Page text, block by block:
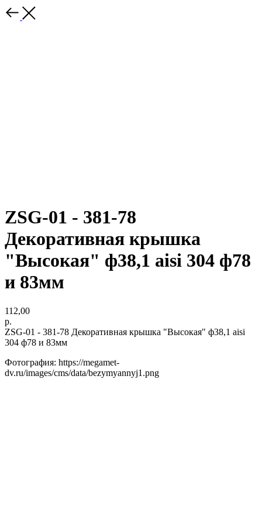
ZSG-01 - 381-78
Декоративная крышка
"Высокая" ф38,1 aisi 304 ф78
и 83мм
112,00
р.
ZSG-01 - 381-78 Декоративная крышка "Высокая" ф38,1 aisi
304 ф78 и 83мм
Фотография: https://megamet-
dv.ru/images/cms/data/bezymyannyj1.png